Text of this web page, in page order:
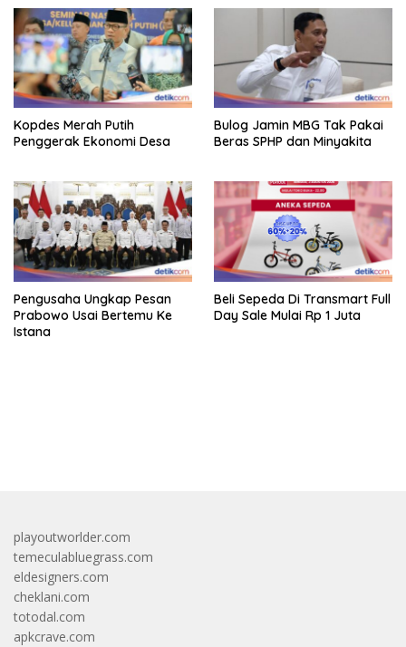
Kopdes Merah Putih
Penggerak Ekonomi Desa
Bulog Jamin MBG Tak Pakai
Beras SPHP dan Minyakita
Pengusaha Ungkap Pesan
Prabowo Usai Bertemu Ke
Istana
Beli Sepeda Di Transmart Full
Day Sale Mulai Rp 1 Juta
playoutworlder.com
temeculabluegrass.com
eldesigners.com
cheklani.com
totodal.com
apkcrave.com